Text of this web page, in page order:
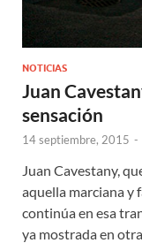
NOTICIAS
Juan
sensación
14 septiembre, 2015 -
Juan Cavestany,
aquella marciana y
continúa en esa
ya mostrada en